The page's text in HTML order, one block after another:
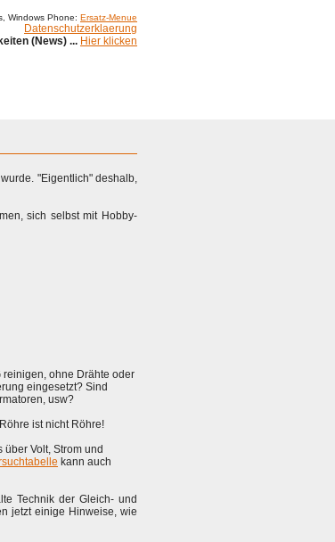
Windows Phone: Ersatz-Menue
Datenschutzerklaerung
(News) ... Hier klicken
"Eigentlich" deshalb,
sich selbst mit Hobby-
reinigen, ohne Drähte oder
eingesetzt? Sind
usw?
ist nicht Röhre!
Volt, Strom und
kann auch
Technik der Gleich- und
jetzt einige Hinweise, wie